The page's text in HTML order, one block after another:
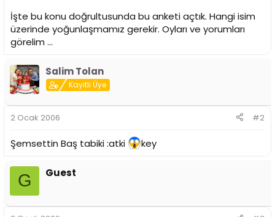
İşte bu konu doğrultusunda bu anketi açtık. Hangi isim
üzerinde yoğunlaşmamız gerekir. Oyları ve yorumları
görelim ...
Salim Tolan
Kayıtlı Üye
2 Ocak 2006 #2
Şemsettin Baş tabiki :atki key
G Guest